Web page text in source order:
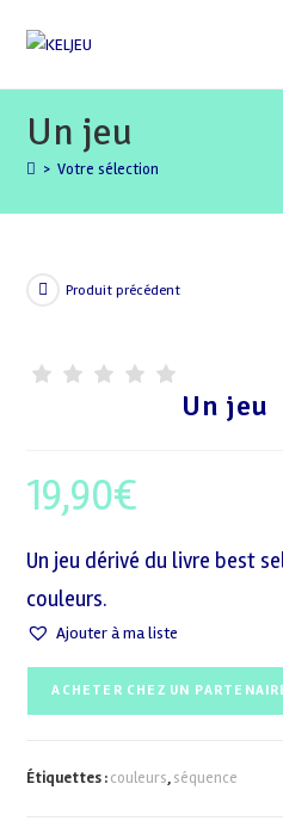
Un jeu
> Votre sélection
Produit précédent
Un jeu
19,90€
Un jeu dérivé du livre best
couleurs.
Ajouter à ma liste
ACHETER CHEZ UN
Étiquettes :couleurs,séquence